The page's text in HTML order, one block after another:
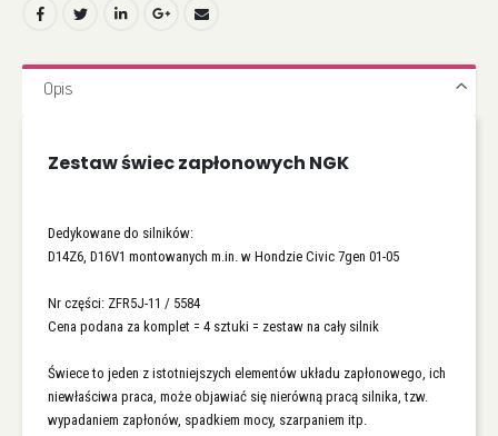
Opis
Zestaw świec zapłonowych NGK
Dedykowane do silników:
D14Z6, D16V1 montowanych m.in. w Hondzie Civic 7gen 01-05
Nr części: ZFR5J-11 / 5584
Cena podana za komplet = 4 sztuki = zestaw na cały silnik
Świece to jeden z istotniejszych elementów układu zapłonowego, ich
niewłaściwa praca, może objawiać się nierówną pracą silnika, tzw.
wypadaniem zapłonów, spadkiem mocy, szarpaniem itp.